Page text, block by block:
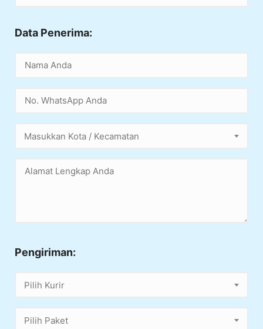
Data Penerima:
Masukkan Kota / Kecamatan
Pengiriman:
Pilih Kurir
Pilih Paket